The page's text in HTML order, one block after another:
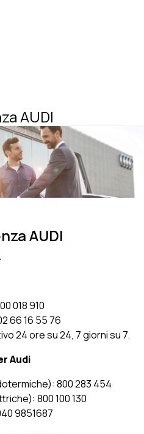
AUDI
AUDI
018 910
66 16 55 76
24 ore su 24, 7 giorni su 7.
Audi
800 283 454
800 100 130
9851687